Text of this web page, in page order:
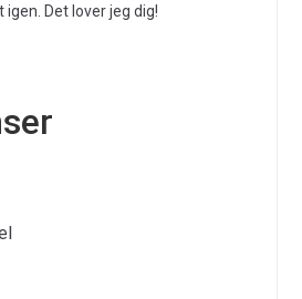
Det lover jeg dig!